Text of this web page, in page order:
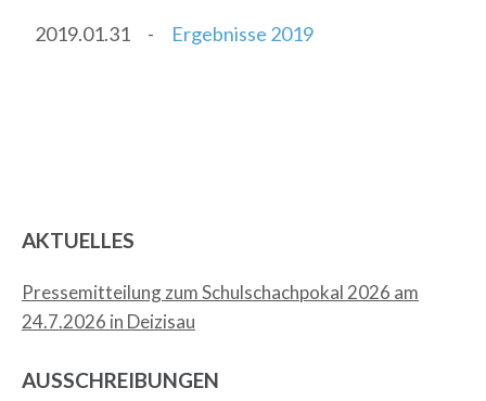
2019.01.31
- Ergebnisse 2019
AKTUELLES
Pressemitteilung zum Schulschachpokal 2026 am
24.7.2026 in Deizisau
AUSSCHREIBUNGEN